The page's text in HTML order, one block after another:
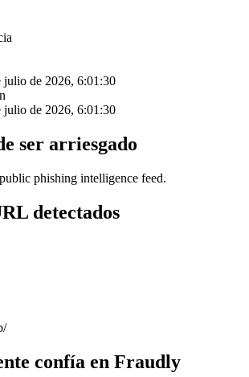
julio de 2026, 6:01:30
julio de 2026, 6:01:30
ser arriesgado
phishing intelligence feed.
detectados
confía en Fraudly